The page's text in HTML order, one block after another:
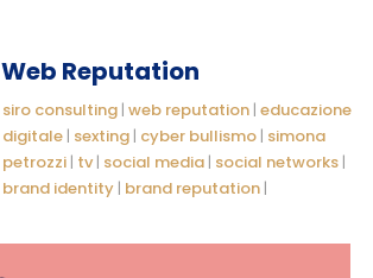
Web Reputation
siro consulting | web reputation | educazione
digitale | sexting | cyber bullismo | simona
petrozzi | tv| social media | social networks |
brand identity | brand reputation |